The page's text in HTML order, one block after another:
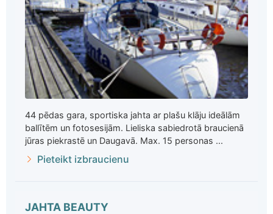
44 pēdas gara, sportiska jahta ar plašu klāju ideālām
ballītēm un fotosesijām. Lieliska sabiedrotā braucienā
jūras piekrastē un Daugavā. Max. 15 personas ...
Pieteikt izbraucienu
JAHTA BEAUTY